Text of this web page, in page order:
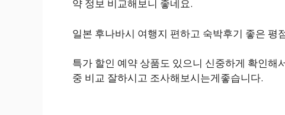
약 정보 비교해보니 좋네요.
일본 후나바시 여행지 편하고 숙박후기 좋은 평
특가 할인 예약 상품도 있으니 신중하게 확인해
중 비교 잘하시고 조사해보시는게좋습니다.